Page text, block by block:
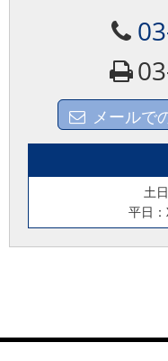
メールで
土
平日